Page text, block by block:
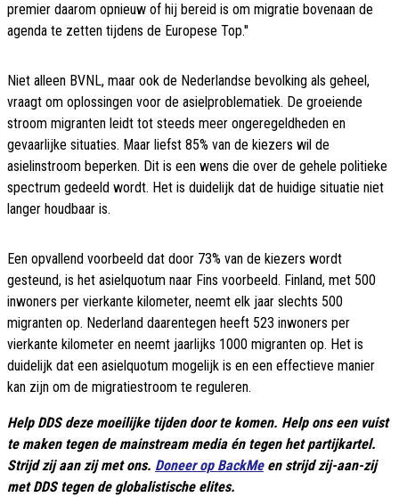
premier daarom opnieuw of hij bereid is om migratie bovenaan de
agenda te zetten tijdens de Europese Top.''
Niet alleen BVNL, maar ook de Nederlandse bevolking als geheel,
vraagt om oplossingen voor de asielproblematiek. De groeiende
stroom migranten leidt tot steeds meer ongeregeldheden en
gevaarlijke situaties. Maar liefst 85% van de kiezers wil de
asielinstroom beperken. Dit is een wens die over de gehele politieke
spectrum gedeeld wordt. Het is duidelijk dat de huidige situatie niet
langer houdbaar is.
Een opvallend voorbeeld dat door 73% van de kiezers wordt
gesteund, is het asielquotum naar Fins voorbeeld. Finland, met 500
inwoners per vierkante kilometer, neemt elk jaar slechts 500
migranten op. Nederland daarentegen heeft 523 inwoners per
vierkante kilometer en neemt jaarlijks 1000 migranten op. Het is
duidelijk dat een asielquotum mogelijk is en een effectieve manier
kan zijn om de migratiestroom te reguleren.
Help DDS deze moeilijke tijden door te komen. Help ons een vuist
te maken tegen de mainstream media én tegen het partijkartel.
Strijd zij aan zij met ons. Doneer op BackMeen strijd zij-aan-zij
met DDS tegen de globalistische elites.